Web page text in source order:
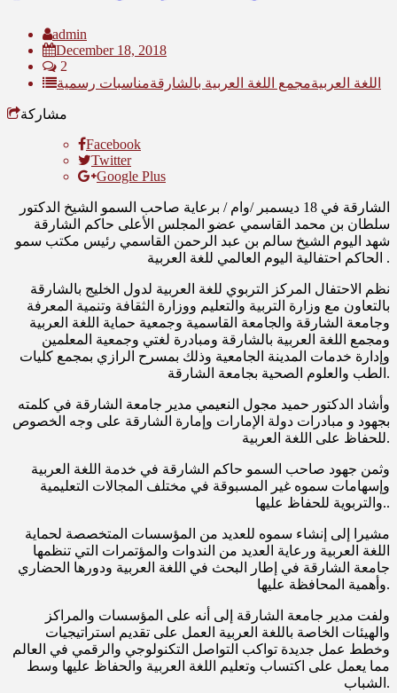
admin
December 18, 2018
2
اللغة العربيةمجمع اللغة العربية بالشارقةمناسبات رسمية
مشاركة
Facebook
Twitter
Google Plus
الشارقة في 18 ديسمبر /وام / برعاية صاحب السمو الشيخ الدكتور
سلطان بن محمد القاسمي عضو المجلس الأعلى حاكم الشارقة
شهد اليوم الشيخ سالم بن عبد الرحمن القاسمي رئيس مكتب سمو
الحاكم احتفالية اليوم العالمي للغة العربية .
نظم الاحتفال المركز التربوي للغة العربية لدول الخليج بالشارقة
بالتعاون مع وزارة التربية والتعليم ووزارة الثقافة وتنمية المعرفة
وجامعة الشارقة والجامعة القاسمية وجمعية حماية اللغة العربية
ومجمع اللغة العربية بالشارقة ومبادرة لغتي وجمعية المعلمين
وإدارة خدمات المدينة الجامعية وذلك بمسرح الرازي بمجمع كليات
الطب والعلوم الصحية بجامعة الشارقة.
وأشاد الدكتور حميد مجول النعيمي مدير جامعة الشارقة في كلمته
بجهود و مبادرات دولة الإمارات وإمارة الشارقة على وجه الخصوص
للحفاظ على اللغة العربية.
وثمن جهود صاحب السمو حاكم الشارقة في خدمة اللغة العربية
وإسهامات سموه غير المسبوقة في مختلف المجالات التعليمية
والتربوية للحفاظ عليها..
مشيرا إلى إنشاء سموه للعديد من المؤسسات المتخصصة لحماية
اللغة العربية ورعاية العديد من الندوات والمؤتمرات التي تنظمها
جامعة الشارقة في إطار البحث في اللغة العربية ودورها الحضاري
وأهمية المحافظة عليها.
ولفت مدير جامعة الشارقة إلى أنه على المؤسسات والمراكز
والهيئات الخاصة باللغة العربية العمل على تقديم استراتيجيات
وخطط عمل جديدة تواكب التواصل التكنولوجي والرقمي في العالم
مما يعمل على اكتساب وتعليم اللغة العربية والحفاظ عليها وسط
الشباب.